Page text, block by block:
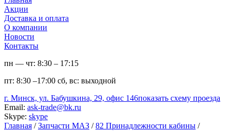
Акции
Доставка и оплата
О компании
Новости
Контакты
пн — чт: 8:30 – 17:15
пт: 8:30 –17:00 сб, вс: выходной
г. Минск, ул. Бабушкина, 29, офис 146показать схему проезда
Email: ask-trade@bk.ru
Skype: skype
Главная / Запчасти МАЗ / 82 Принадлежности кабины /